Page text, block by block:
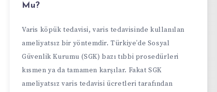
Mu?
Varis köpük tedavisi, varis tedavisinde kullanılan
ameliyatsız bir yöntemdir. Türkiye’de Sosyal
Güvenlik Kurumu (SGK) bazı tıbbi prosedürleri
kısmen ya da tamamen karşılar. Fakat SGK
ameliyatsız varis tedavisi ücretleri tarafından